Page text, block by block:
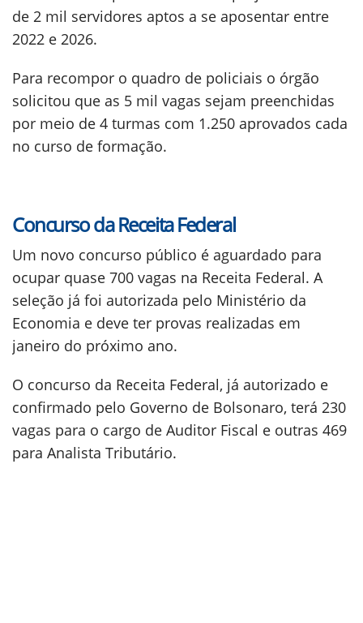
de 2 mil servidores aptos a se aposentar entre
2022 e 2026.
Para recompor o quadro de policiais o órgão
solicitou que as 5 mil vagas sejam preenchidas
por meio de 4 turmas com 1.250 aprovados cada
no curso de formação.
Concurso da Receita Federal
Um novo concurso público é aguardado para
ocupar quase 700 vagas na Receita Federal. A
seleção já foi autorizada pelo Ministério da
Economia e deve ter provas realizadas em
janeiro do próximo ano.
O concurso da Receita Federal, já autorizado e
confirmado pelo Governo de Bolsonaro, terá 230
vagas para o cargo de Auditor Fiscal e outras 469
para Analista Tributário.